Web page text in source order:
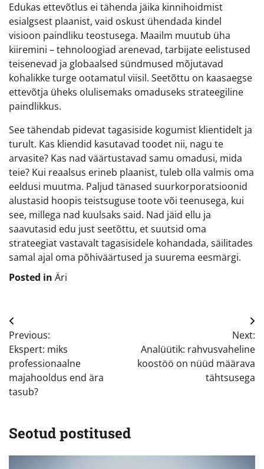
Edukas ettevõtlus ei tähenda jäika kinnihoidmist
esialgsest plaanist, vaid oskust ühendada kindel
visioon paindliku teostusega. Maailm muutub üha
kiiremini – tehnoloogiad arenevad, tarbijate eelistused
teisenevad ja globaalsed sündmused mõjutavad
kohalikke turge ootamatul viisil. Seetõttu on kaasaegse
ettevõtja üheks olulisemaks omaduseks strateegiline
paindlikkus.
See tähendab pidevat tagasiside kogumist klientidelt ja
turult. Kas kliendid kasutavad toodet nii, nagu te
arvasite? Kas nad väärtustavad samu omadusi, mida
teie? Kui reaalsus erineb plaanist, tuleb olla valmis oma
eeldusi muutma. Paljud tänased suurkorporatsioonid
alustasid hoopis teistsuguse toote või teenusega, kui
see, millega nad kuulsaks said. Nad jäid ellu ja
saavutasid edu just seetõttu, et suutsid oma
strateegiat vastavalt tagasisidele kohandada, säilitades
samal ajal oma põhiväärtused ja suurema eesmärgi.
Posted in Äri
Navigeerimine
Previous:
Ekspert: miks
professionaalne
majahooldus end ära
tasub?
Next:
Analüütik: rahvusvaheline
koostöö on nüüd määrava
tähtsusega
Seotud postitused